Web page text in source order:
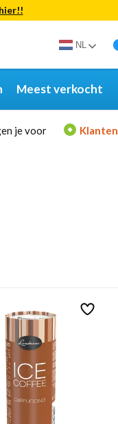
NL
Meest verkocht
je voor Klanten